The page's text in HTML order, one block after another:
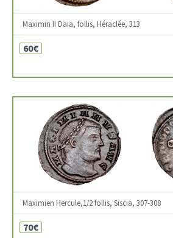
Maximin II Daia, follis, Héraclée, 313
60€
Maximien Hercule,1/2 follis, Siscia, 307-308
70€